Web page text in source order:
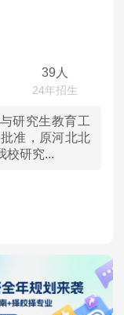
39人
研究生教育工
准，原河北北
校研究...